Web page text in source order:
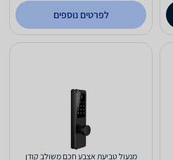
לפרטים נוספים
מנעול טביעת אצבע חכם משולב קודן